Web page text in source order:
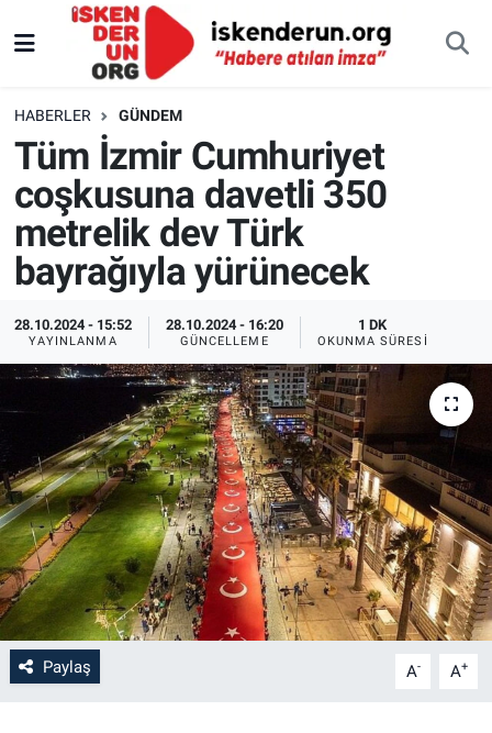
HABERLER GÜNDEM
Tüm İzmir Cumhuriyet
coşkusuna davetli 350
metrelik dev Türk
bayrağıyla yürünecek
28.10.2024 - 15:52
YAYINLANMA
28.10.2024 - 16:20
GÜNCELLEME
1 DK
OKUNMA SÜRESI
Paylaş A- A+